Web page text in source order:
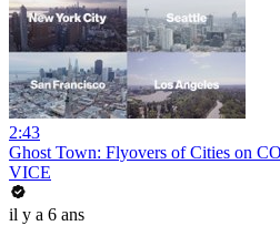
2:43
Ghost Town: Flyovers of Cities on
VICE
il y a 6 ans